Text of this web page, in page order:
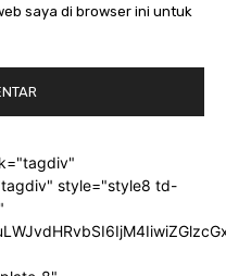
saya di browser ini untuk
style="style8 td-